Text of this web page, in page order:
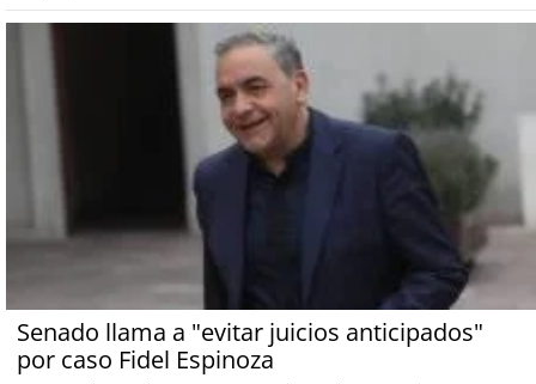
Senado llama a "evitar juicios anticipados"
por caso Fidel Espinoza